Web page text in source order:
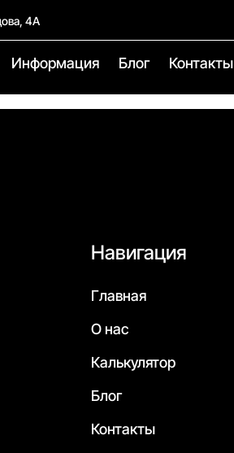
4А
Информация Блог Контакты
Навигация
Главная
О нас
Калькулятор
Блог
Контакты